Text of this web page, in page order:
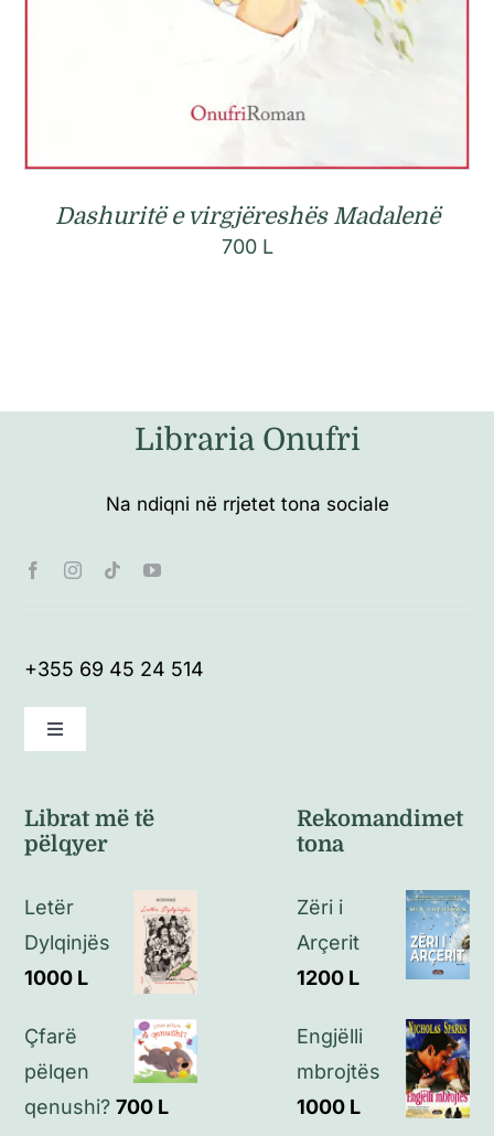
Dashuritë e virgjëreshës Madalenë
700 L
Libraria Onufri
Na ndiqni në rrjetet tona sociale
+355 69 45 24 514
Toggle
Politikat e kthimeve
Politikat e privatësisë
Librat më të
pëlqyer
Letër
Dylqinjës
1000 L
Çfarë
pëlqen
qenushi? 700 L
Rekomandimet
tona
Zëri i
Arçerit
1200 L
Engjëlli
mbrojtës
1000 L